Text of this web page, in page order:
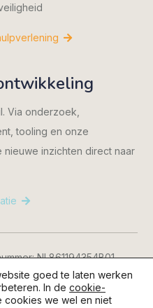
Via onderzoek,
tooling en onze
nieuwe inzichten direct naar
NL861194354B01
|Privacyverklaring|
goed te laten werken
In de cookie-
cookies we wel en niet